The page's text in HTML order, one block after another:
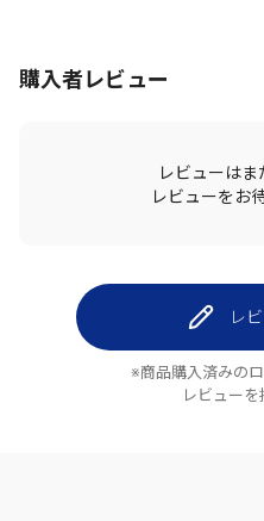
購入者レビュー
レビューはま
レビューをお
レ
※商品購入済みの
レビュー